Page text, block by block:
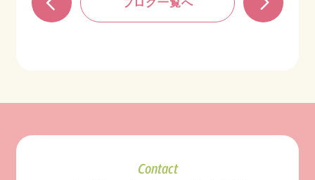
Contact